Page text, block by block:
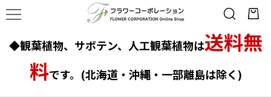
◆観葉植物、サボテン、人工観葉植物は送料無
料です。(北海道・沖縄・一部離島は除く)